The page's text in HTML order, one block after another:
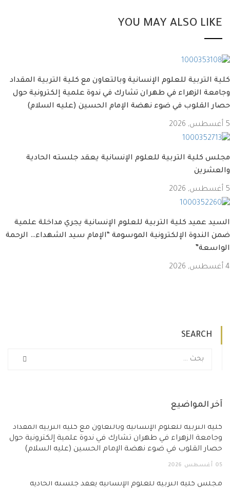
YOU MAY ALSO
للعلوم الإنسانية وبالتعاون مع كلية التربية المقداد
الزهراء في طهران تشارك في ندوة علمية إلكترونية حول
القلوب في ضوء نهضة الإمام الحسين (عليه السلام)
كلية التربية للعلوم الإنسانية يعقد جلسته الحادية
عميد كلية التربية للعلوم الإنسانية يجري مداخلة علمية
الإلكترونية الموسومة “الإمام سيد الشهداء… الرحمة
SEARCH
المواضيع
التربية للعلوم الإنسانية وبالتعاون مع كلية التربية المقداد
الزهراء في طهران تشارك في ندوة علمية إلكترونية حول
القلوب في ضوء نهضة الإمام الحسين (عليه السلام)
أغسطس 2026
كلية التربية للعلوم الإنسانية يعقد جلسته الحادية